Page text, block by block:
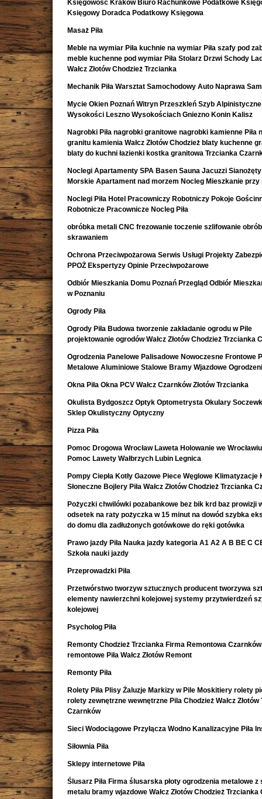
Księgowość Kraków Biuro Rachunkowe Podatkowe
Księgowy Doradca Podatkowy Księgowa
Masaż Piła
Meble na wymiar Piła kuchnie na wymiar Piła szafy pod
meble kuchenne pod wymiar Piła Stolarz Drzwi Schody
Wałcz Złotów Chodzież Trzcianka
Mechanik Piła Warsztat Samochodowy Auto Naprawa
Mycie Okien Poznań Witryn Przeszkleń Szyb
Wysokości Leszno Wysokościach Gniezno Konin Kalisz
Nagrobki Piła nagrobki granitowe nagrobki kamienne Piła
granitu kamienia Wałcz Złotów Chodzież blaty kuchenne
blaty do kuchni łazienki kostka granitowa Trzcianka
Noclegi Apartamenty SPA Basen Sauna Jacuzzi
Morskie Apartament nad morzem Nocleg Mieszkanie przy
Noclegi Piła Hotel Pracowniczy Robotniczy Pokoje
Robotnicze Pracownicze Nocleg Piła
obróbka metali CNC frezowanie toczenie szlifowanie
skrawaniem
Ochrona Przeciwpożarowa Serwis Usługi Projekty
PPOŻ Ekspertyzy Opinie Przeciwpożarowe
Odbiór Mieszkania Domu Poznań Przegląd Odbiór
w Poznaniu
Ogrody Piła
Ogrody Piła Budowa tworzenie zakładanie ogrodu w Pile
projektowanie ogrodów Wałcz Złotów Chodzież Trzcianka
Ogrodzenia Panelowe Palisadowe Nowoczesne Frontowe
Metalowe Aluminiowe Stalowe Bramy Wjazdowe
Okna Piła Okna PCV Wałcz Czarnków Złotów Trzcianka
Okulista Bydgoszcz Optyk Optometrysta Okulary
Sklep Okulistyczny Optyczny
Pizza Piła
Pomoc Drogowa Wrocław Laweta Holowanie we
Pomoc Lawety Wałbrzych Lubin Legnica
Pompy Ciepła Kotły Gazowe Piece Węglowe Klimatyzacje
Słoneczne Bojlery Piła Wałcz Złotów Chodzież Trzcianka
Pożyczki chwilówki pozabankowe bez bik krd baz prowizji
odsetek na raty pożyczka w 15 minut na dowód szybka
do domu dla zadłużonych gotówkowe do ręki gotówka
Prawo jazdy Piła Nauka jazdy kategoria A1 A2 A B BE C
Szkoła nauki jazdy
Przeprowadzki Piła
Przetwórstwo tworzyw sztucznych producent tworzywa
elementy nawierzchni kolejowej systemy przytwierdzeń
kolejowej
Psycholog Piła
Remonty Chodzież Trzcianka Firma Remontowa Czarnków
remontowe Piła Wałcz Złotów Remont
Remonty Piła
Rolety Piła Plisy Żaluzje Markizy w Pile Moskitiery rolety
rolety zewnętrzne wewnętrzne Pila Chodzież Wałcz Złotów
Czarnków
Sieci Wodociągowe Przyłącza Wodno Kanalizacyjne Piła
Siłownia Piła
Sklepy internetowe Piła
Ślusarz Piła Firma ślusarska płoty ogrodzenia metalowe z
metalu bramy wjazdowe Wałcz Złotów Chodzież Trzcianka